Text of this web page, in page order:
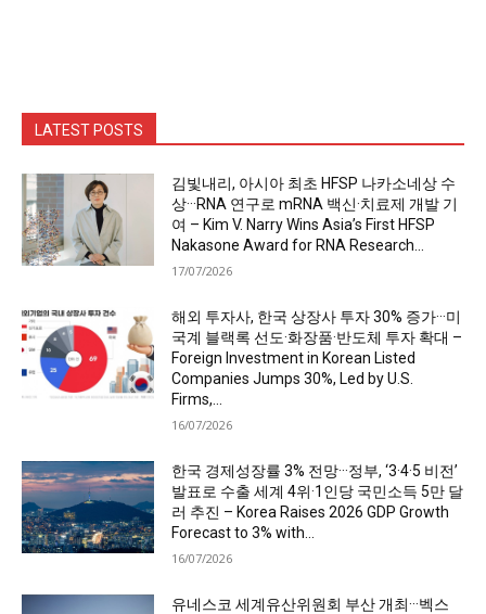
LATEST POSTS
김빛내리, 아시아 최초 HFSP 나카소네상 수
상···RNA 연구로 mRNA 백신·치료제 개발 기
여 – Kim V. Narry Wins Asia’s First HFSP
Nakasone Award for RNA Research...
17/07/2026
해외 투자사, 한국 상장사 투자 30% 증가···미
국계 블랙록 선도·화장품·반도체 투자 확대 –
Foreign Investment in Korean Listed
Companies Jumps 30%, Led by U.S.
Firms,...
16/07/2026
한국 경제성장률 3% 전망···정부, ‘3·4·5 비전’
발표로 수출 세계 4위·1인당 국민소득 5만 달
러 추진 – Korea Raises 2026 GDP Growth
Forecast to 3% with...
16/07/2026
유네스코 세계유산위원회 부산 개최···벡스